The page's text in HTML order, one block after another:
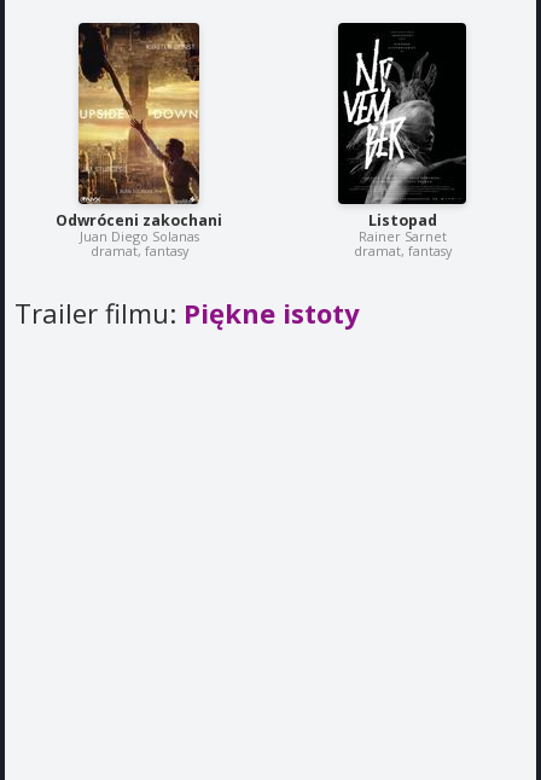
Odwróceni zakochani
Juan Diego Solanas
dramat, fantasy
Listopad
Rainer Sarnet
dramat, fantasy
Trailer filmu: Piękne istoty